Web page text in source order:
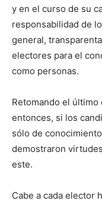
y en el curso de su
responsabilidad de
general,
electores para el
como personas.
Retomando el
entonces, si los
sólo de
demostraron
este.
Cabe a cada elector